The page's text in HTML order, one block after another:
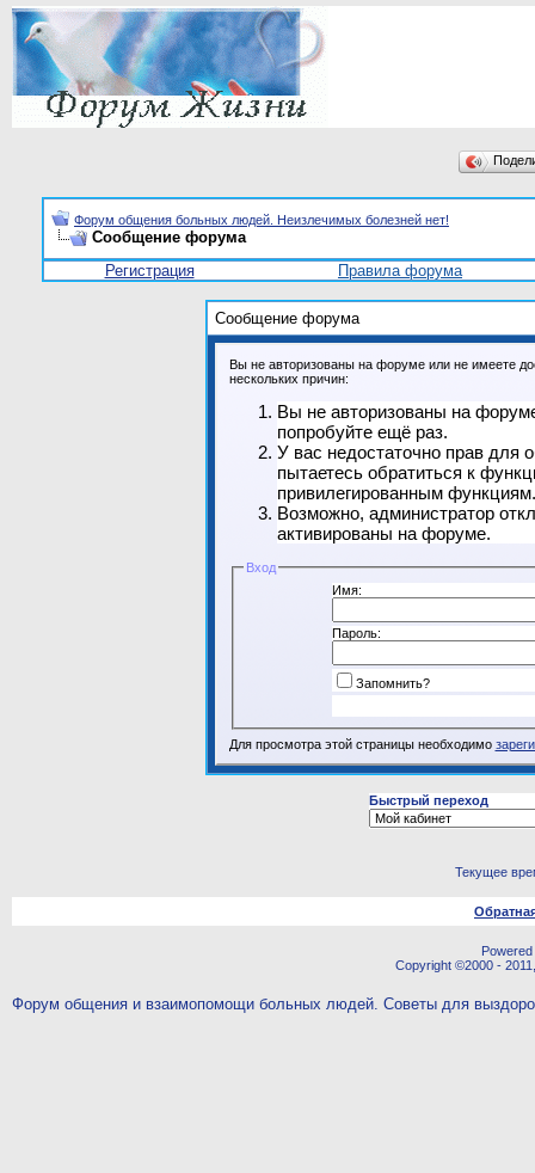
Форум общения больных людей. Неизлечимых болезней нет!
Сообщение форума
Регистрация
Правила форума
Сообщение форума
Вы не авторизованы на форуме или не имеете
нескольких причин:
Вы не авторизованы на
попробуйте ещё раз.
У вас недостаточно прав для
пытаетесь обратиться к
привилегированным функциям.
Возможно, администратор
активированы на форуме.
Вход
Имя:
Пароль:
Запомнить?
Для просмотра этой страницы необходимо
Быстрый переход
Текущее
Copyright ©2000 -
Форум общения и взаимопомощи больных людей. Советы для